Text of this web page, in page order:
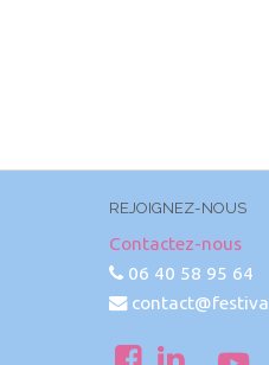
REJOIGNEZ-NOUS
Contactez-nous
06 40 58 95 64